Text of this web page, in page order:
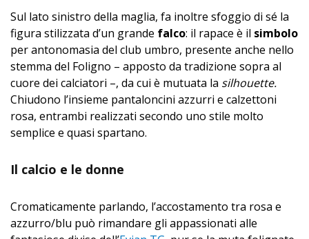
Sul lato sinistro della maglia, fa inoltre sfoggio di sé la
figura stilizzata d’un grande falco: il rapace è il simbolo
per antonomasia del club umbro, presente anche nello
stemma del Foligno – apposto da tradizione sopra al
cuore dei calciatori –, da cui è mutuata la silhouette.
Chiudono l’insieme pantaloncini azzurri e calzettoni
rosa, entrambi realizzati secondo uno stile molto
semplice e quasi spartano.
Il calcio e le donne
Cromaticamente parlando, l’accostamento tra rosa e
azzurro/blu può rimandare gli appassionati alle